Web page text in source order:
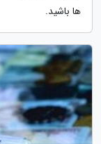
ها باشید.